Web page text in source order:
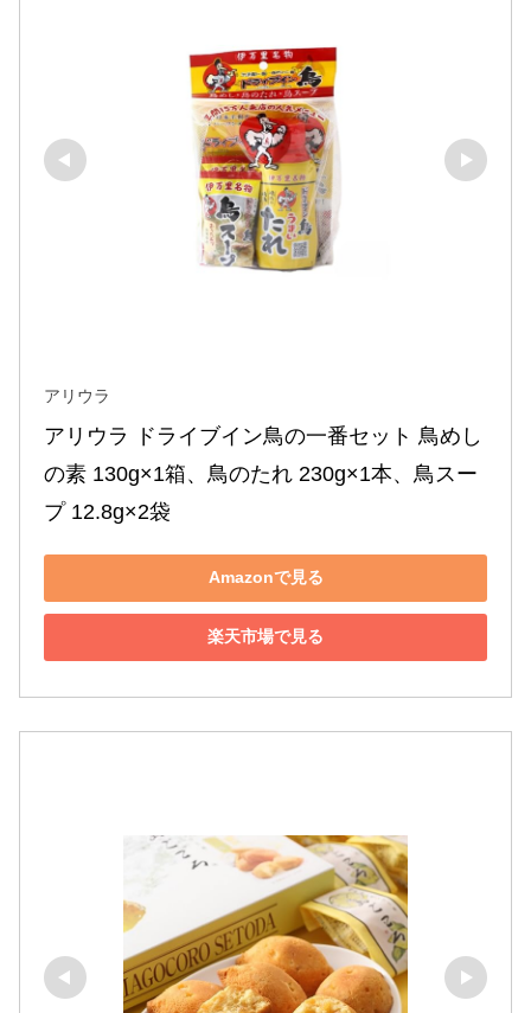
アリウラ
アリウラ ドライブイン鳥の一番セット 鳥めし
の素 130g×1箱、鳥のたれ 230g×1本、鳥スー
プ 12.8g×2袋
Amazonで見る
楽天市場で見る